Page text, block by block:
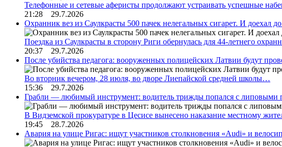
Телефонные и сетевые аферисты продолжают устраивать успешные
21:28 29.7.2026
Охранник вез из Саулкрасты 500 пачек нелегальных сигарет. И доехал
Поездка из Саулкрасты в сторону Риги обернулась для 44-летнего
20:37 29.7.2026
После убийства педагога: вооруженных полицейских Латвии будут
Во вторник вечером, 28 июля, во дворе Лиепайской средней школы…
15:36 29.7.2026
Грабли — любимый инструмент: водитель трижды попался с липовыми
В Видземской прокуратуре в Цесисе вынесено наказание местному
19:45 28.7.2026
Авария на улице Ригас: ищут участников столкновения «Audi» и